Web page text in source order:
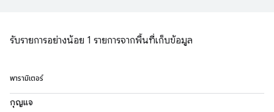
รับรายการอย่างน้อย 1 รายการจากพื้นที่เก็บข้อมูล
พารามิเตอร์
กุญแจ